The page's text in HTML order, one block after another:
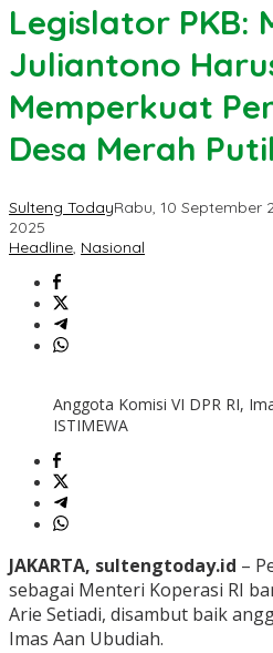
Legislator PKB:
Juliantono
Memperkuat
Desa Merah
Sulteng TodayRabu, 10 September
2025
Headline, Nasional
Anggota Komisi VI DPR RI,
ISTIMEWA
JAKARTA, sultengtoday.id –
sebagai Menteri Koperasi RI
Arie Setiadi, disambut baik
Imas Aan Ubudiah.